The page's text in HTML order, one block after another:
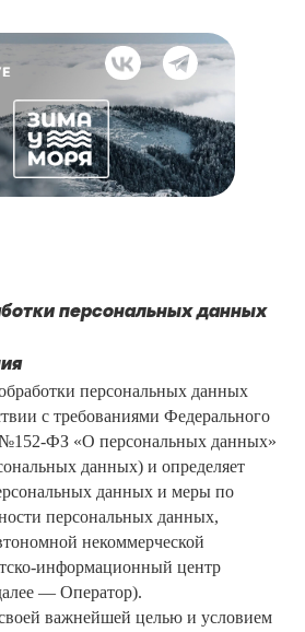
персональных данных
персональных данных
с требованиями Федерального
№152-ФЗ «О персональных данных»
данных) и определяет
данных и меры по
персональных данных,
некоммерческой
информационный центр
— Оператор).
важнейшей целью и условием